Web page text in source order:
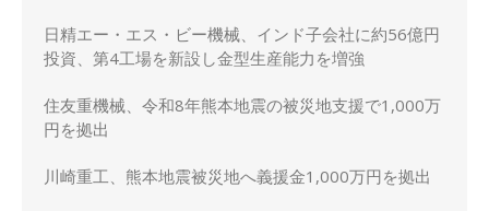
日精エー・エス・ビー機械、インド子会社に約56億円
投資、第4工場を新設し金型生産能力を増強
住友重機械、令和8年熊本地震の被災地支援で1,000万
円を拠出
川崎重工、熊本地震被災地へ義援金1,000万円を拠出